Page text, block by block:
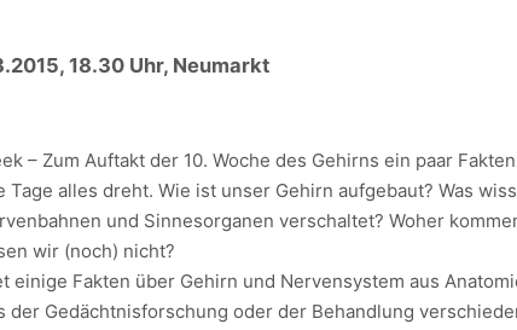
18.30 Uhr, Neumarkt
– Zum Auftakt der 10. Woche des Gehirns ein paar
Tage alles dreht. Wie ist unser Gehirn aufgebaut? Was
und Sinnesorganen verschaltet? Woher
wir (noch) nicht?
einige Fakten über Gehirn und Nervensystem aus
der Gedächtnisforschung oder der Behandlung